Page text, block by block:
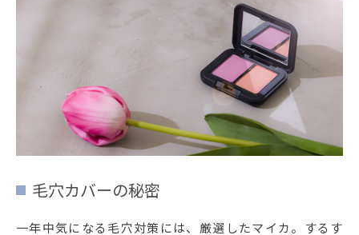
毛穴カバーの秘密
一年中気になる毛穴対策には、厳選したマイカ。するす